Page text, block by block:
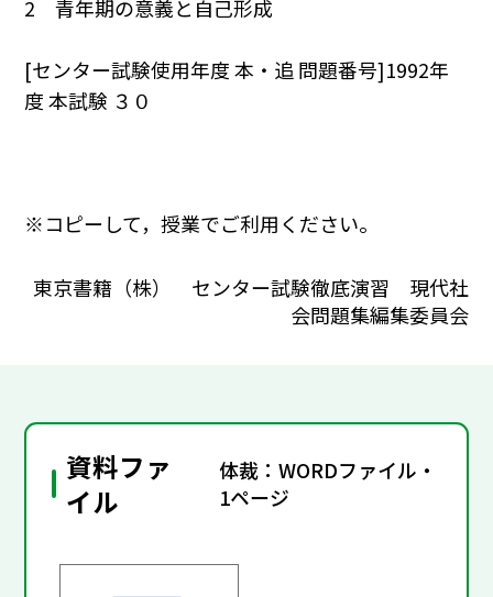
2 青年期の意義と自己形成
[センター試験使用年度 本・追 問題番号]1992年
度 本試験 ３０
※コピーして，授業でご利用ください。
東京書籍（株） センター試験徹底演習 現代社
会問題集編集委員会
資料ファ
イル
体裁：WORDファイル・
1ページ